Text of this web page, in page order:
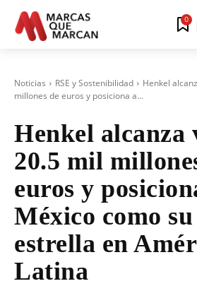
0
Noticias RSE y Sostenibilidad
Henkel
millones de euros y posiciona a...
Henkel alcanza
20.5 mil
euros y
México como
estrella en
Latina